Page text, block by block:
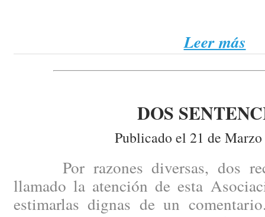
Leer más
DOS
Publicado el 21 de
Por razones diversas, dos
llamado la atención de esta
estimarlas dignas de un